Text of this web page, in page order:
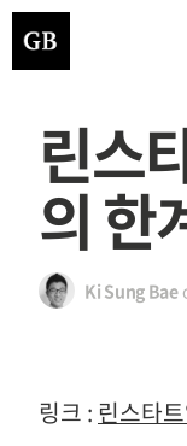
린스
의 한
Ki Sung Bae
링크 : 린스타